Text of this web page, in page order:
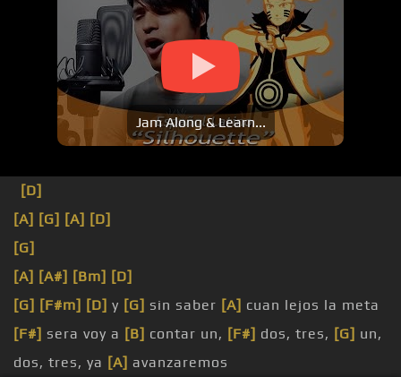
Jam Along & Learn...
[D]
[A] [G] [A] [D]
[G]
[A] [A#] [Bm] [D]
[G] [F#m] [D] y [G] sin saber [A] cuan lejos la meta
[F#] sera voy a [B] contar un, [F#] dos, tres, [G] un,
dos, tres, ya [A] avanzaremos